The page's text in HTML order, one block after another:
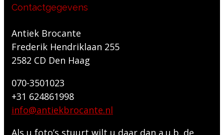
Contactgegevens
Antiek Brocante
Frederik Hendriklaan 255
2582 CD Den Haag
070-3501023
+31 624861998
info@antiekbrocante.nl
Als u foto’s stuurt wilt u daar dan a.u.b. de